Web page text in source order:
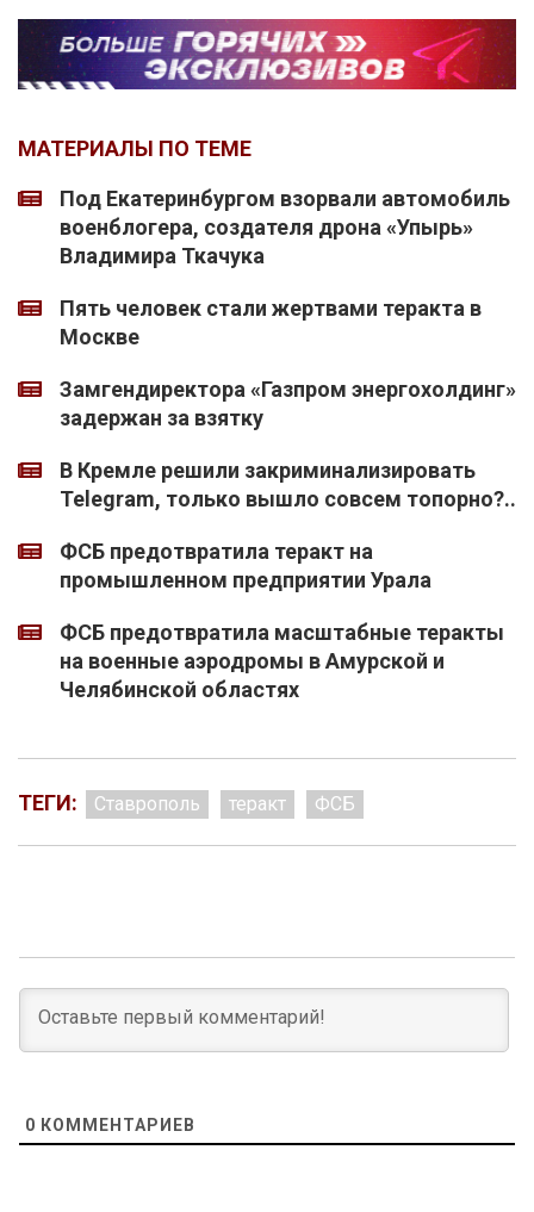
МАТЕРИАЛЫ ПО ТЕМЕ
Под Екатеринбургом взорвали автомобиль
военблогера, создателя дрона «Упырь»
Владимира Ткачука
Пять человек стали жертвами теракта в
Москве
Замгендиректора «Газпром энергохолдинг»
задержан за взятку
В Кремле решили закриминализировать
Telegram, только вышло совсем топорно?..
ФСБ предотвратила теракт на
промышленном предприятии Урала
ФСБ предотвратила масштабные теракты
на военные аэродромы в Амурской и
Челябинской областях
ТЕГИ: Ставрополь теракт ФСБ
0 КОММЕНТАРИЕВ